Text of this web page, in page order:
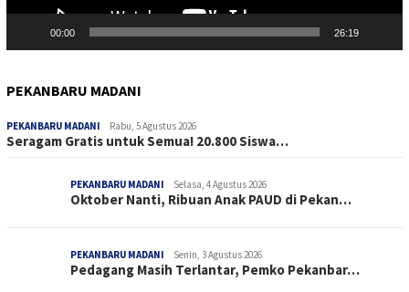
00:00 26:19
PEKANBARU MADANI
PEKANBARU MADANI Rabu, 5 Agustus 2026
Seragam Gratis untuk Semua! 20.800 Siswa…
PEKANBARU MADANI Selasa, 4 Agustus 2026
Oktober Nanti, Ribuan Anak PAUD di Pekan…
PEKANBARU MADANI Senin, 3 Agustus 2026
Pedagang Masih Terlantar, Pemko Pekanbar…